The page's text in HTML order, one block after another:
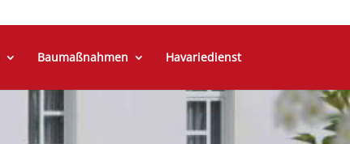
Baumaßnahmen Havariedienst